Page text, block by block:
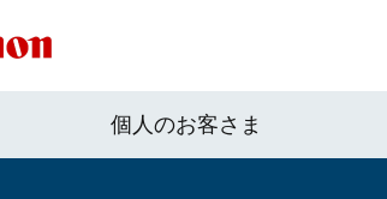
個人のお客さま